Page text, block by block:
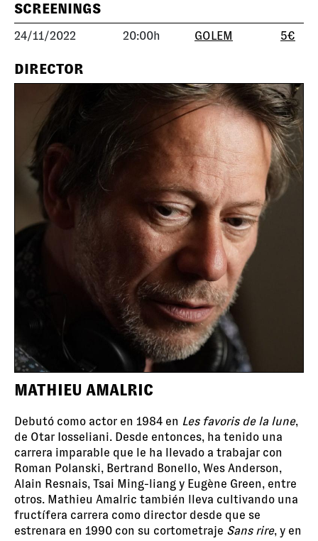
SCREENINGS
24/11/2022 20:00h GOLEM 5€
DIRECTOR
MATHIEU AMALRIC
Debutó como actor en 1984 en Les favoris de la lune,
de Otar Iosseliani. Desde entonces, ha tenido una
carrera imparable que le ha llevado a trabajar con
Roman Polanski, Bertrand Bonello, Wes Anderson,
Alain Resnais, Tsai Ming-liang y Eugène Green, entre
otros. Mathieu Amalric también lleva cultivando una
fructífera carrera como director desde que se
estrenara en 1990 con su cortometraje Sans rire, y en